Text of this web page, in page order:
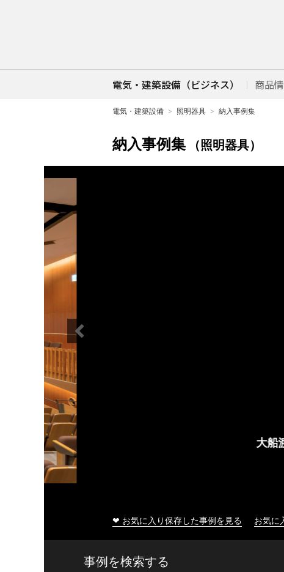
電気・建築設備（ビジネス） 商品
電気・建築設備 照明器具 納入事例集
納入事例集 （照明器具）
❤ お気に入り保存した事例を見る お気に
事例を検索する